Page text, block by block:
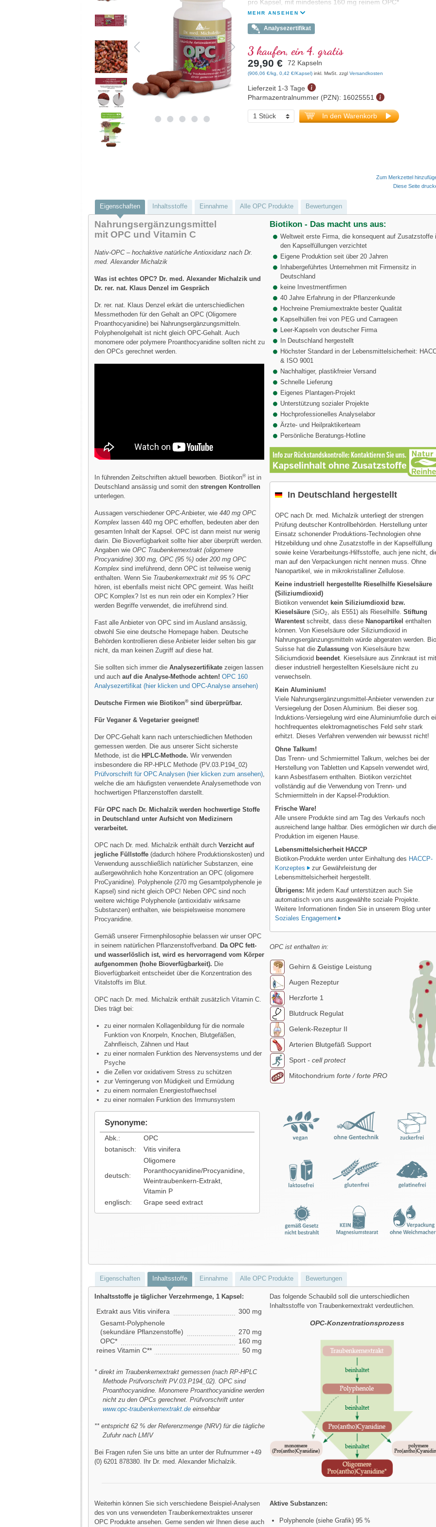
pro Kapsel, mit mindestens 160 mg reinem OPC*
MEHR ANSEHEN
Analysezertifikat
3 kaufen, ein 4. gratis
29,90 € 72 Kapseln
(906,06 €/kg, 0,42 €/Kapsel) inkl. MwSt. zzgl Versandkosten
Lieferzeit 1-3 Tage
Pharmazentralnummer (PZN): 16025551
In den Warenkorb
Zum Merkzettel
Diese Seite
Eigenschaften Inhaltsstoffe Einnahme Alle OPC Produkte Bewertungen
Nahrungsergänzungsmittel
mit OPC und Vitamin C
Nativ-OPC – hochaktive natürliche Antioxidanz nach Dr.
med. Alexander Michalzik
Was ist echtes OPC? Dr. med. Alexander Michalzik und
Dr. rer. nat. Klaus Denzel im Gespräch
Dr. rer. nat. Klaus Denzel erkärt die unterschiedlichen
Messmethoden für den Gehalt an OPC (Oligomere
Proanthocyanidine) bei Nahrungsergänzungsmitteln.
Polyphenolgehalt ist nicht gleich OPC-Gehalt. Auch
monomere oder polymere Proanthocyanidine sollten nicht zu
den OPCs gerechnet werden.
In führenden Zeitschriften aktuell beworben. Biotikon®ist in
Deutschland ansässig und somit den strengen Kontrollen
unterlegen.
Aussagen verschiedener OPC-Anbieter, wie 440 mg OPC
Komplex lassen 440 mg OPC erhoffen, bedeuten aber den
gesamten Inhalt der Kapsel. OPC ist dann meist nur wenig
darin. Die Bioverfügbarkeit sollte hier aber überprüft werden.
Angaben wie OPC Traubenkernextrakt (oligomere
Procyanidine) 300 mg, OPC (95 %) oder 200 mg OPC
Komplex sind irreführend, denn OPC ist teilweise wenig
enthalten. Wenn Sie Traubenkernextrakt mit 95 % OPC
hören, ist ebenfalls meist nicht OPC gemeint. Was heißt
OPC Komplex? Ist es nun rein oder ein Komplex? Hier
werden Begriffe verwendet, die irreführend sind.
Fast alle Anbieter von OPC sind im Ausland ansässig,
obwohl Sie eine deutsche Homepage haben. Deutsche
Behörden kontrollieren diese Anbieter leider selten bis gar
nicht, da man keinen Zugriff auf diese hat.
Sie sollten sich immer die Analysezertifikate zeigen lassen
und auch auf die Analyse-Methode achten! OPC 160
Analysezertifikat (hier klicken und OPC-Analyse ansehen)
Deutsche Firmen wie Biotikon®sind überprüfbar.
Für Veganer & Vegetarier geeignet!
Der OPC-Gehalt kann nach unterschiedlichen Methoden
gemessen werden. Die aus unserer Sicht sicherste
Methode, ist die HPLC-Methode. Wir verwenden
insbesondere die RP-HPLC Methode (PV.03.P194_02)
Prüfvorschrift für OPC Analysen (hier klicken zum ansehen)
welche die am häufigsten verwendete Analysemethode von
hochwertigen Pflanzenstoffen darstellt.
Für OPC nach Dr. Michalzik werden hochwertige Stoffe
in Deutschland unter Aufsicht von Medizinern
verarbeitet.
OPC nach Dr. med. Michalzik enthält durch Verzicht auf
jegliche Füllstoffe (dadurch höhere Produktionskosten) und
Verwendung ausschließlich natürlicher Substanzen, eine
außergewöhnlich hohe Konzentration an OPC (oligomere
ProCyanidine). Polyphenole (270 mg Gesamtpolyphenole je
Kapsel) sind nicht gleich OPC! Neben OPC sind noch
weitere wichtige Polyphenole (antioxidativ wirksame
Substanzen) enthalten, wie beispielsweise monomere
Procyanidine.
Gemäß unserer Firmenphilosophie belassen wir unser OPC
in seinem natürlichen Pflanzenstoffverband.
Da OPC fett-
und wasserlöslich ist, wird es hervorragend vom Körper
aufgenommen (hohe Bioverfügbarkeit). Die
Bioverfügbarkeit entscheidet über die Konzentration des
Vitalstoffs im Blut.
OPC nach Dr. med. Michalzik enthält zusätzlich Vitamin C.
Dies trägt bei:
zu einer normalen Kollagenbildung für die normale
Funktion von Knorpeln, Knochen, Blutgefäßen,
Zahnfleisch, Zähnen und Haut
zu einer normalen Funktion des Nervensystems und der
Psyche
die Zellen vor oxidativem Stress zu schützen
zur Verringerung von Müdigkeit und Ermüdung
zu einem normalen Energiestoffwechsel
zu einer normalen Funktion des Immunsystem
Synonyme:
Abk.:
OPC
botanisch:
Vitis vinifera
deutsch:
Oligomere
Poranthocyanidine/Procyanidine,
Weintraubenkern-Extrakt,
Vitamin P
englisch:
Grape seed extract
Biotikon - Das macht uns aus:
Weltweit erste Firma, die konsequent auf Zusatzstoffe
den Kapselfüllungen verzichtet
Eigene Produktion seit über 20 Jahren
Inhabergeführtes Unternehmen mit Firmensitz in
Deutschland
keine Investmentfirmen
40 Jahre Erfahrung in der Pflanzenkunde
Hochreine Premiumextrakte bester Qualität
Kapselhüllen frei von PEG und Carrageen
Leer-Kapseln von deutscher Firma
In Deutschland hergestellt
Höchster Standard in der Lebensmittelsicherheit:
& ISO 9001
Nachhaltiger, plastikfreier Versand
Schnelle Lieferung
Eigenes Plantagen-Projekt
Unterstützung sozialer Projekte
Hochprofessionelles Analyselabor
Ärzte- und Heilpraktikerteam
Persönliche Beratungs-Hotline
In Deutschland hergestellt
OPC nach Dr. med. Michalzik unterliegt der strengen
Prüfung deutscher Kontrollbehörden. Herstellung unter
Einsatz schonender Produktions-Technologien ohne
Hitzebildung und ohne Zusatzstoffe in der Kapselfüllung
sowie keine Verarbeitungs-Hilfsstoffe, auch jene nicht,
man auf den Verpackungen nicht nennen muss. Ohne
Nanopartikel, wie in mikrokristalliner Zellulose.
Keine industriell hergestellte Rieselhilfe Kieselsäure
(Siliziumdioxid)
Biotikon verwendet kein Siliziumdioxid bzw.
Kieselsäure (SiO2 , als E551) als Rieselhilfe.Stiftung
Warentest schreibt, dass dieseNanopartikel enthalten
können. Von Kieselsäure oder Siliziumdioxid in
Nahrungsergänzungsmitteln würde abgeraten werden.
Suisse hat dieZulassung von Kieselsäure bzw.
Siliciumdioxid beendet . Kieselsäure aus Zinnkraut ist
dieser industriell hergestellten Kieselsäure nicht zu
verwechseln.
Kein Aluminium!
Viele Nahrungsergänzungsmittel-Anbieter verwenden zur
Versiegelung der Dosen Aluminium. Bei dieser sog.
Induktions-Versiegelung wird eine Aluminiumfolie durch
hochfrequentes elektromagnetisches Feld sehr stark
erhitzt. Dieses Verfahren verwenden wir bewusst nicht!
Ohne Talkum!
Das Trenn- und Schmiermittel Talkum, welches bei der
Herstellung von Tabletten und Kapseln verwendet wird,
kann Asbestfasern enthalten. Biotikon verzichtet
vollständig auf die Verwendung von Trenn- und
Schmiermitteln in der Kapsel-Produktion.
Frische Ware!
Alle unsere Produkte sind am Tag des Verkaufs noch
ausreichend lange haltbar. Dies ermöglichen wir durch
Produktion im eigenen Hause.
Lebensmittelsicherheit HACCP
Biotikon-Produkte werden unter Einhaltung des HACCP-
Konzeptes
zur Gewährleistung der
Lebensmittelsicherheit hergestellt.
Übrigens: Mit jedem Kauf unterstützen auch Sie
automatisch von uns ausgewählte soziale Projekte.
Weitere Informationen finden Sie in unserem Blog unter
Soziales Engagement
OPC ist enthalten in:
Gehirn & Geistige Leistung
Augen Rezeptur
Herzforte 1
Blutdruck Regulat
Gelenk-Rezeptur II
Arterien Blutgefäß Support
Sport - cell protect
Mitochondriumforte / forte PRO
Eigenschaften Inhaltsstoffe Einnahme Alle OPC Produkte Bewertungen
Inhaltsstoffe je täglicher Verzehrmenge, 1 Kapsel:
Extrakt aus Vitis vinifera
300 mg
Gesamt-Polyphenole
(sekundäre Pflanzenstoffe)
270 mg
OPC*
160 mg
reines Vitamin C**
50 mg
* direkt im Traubenkernextrakt gemessen (nach RP-HPLC
Methode Prüfvorschrift PV.03.P194_02). OPC sind
Proanthocyanidine. Monomere Proanthocyanidine werden
nicht zu den OPCs gerechnet. Prüfvorschrift unter
www.opc-traubenkernextrakt.de einsehbar
** entspricht 62 % der Referenzmenge (NRV) für die tägliche
Zufuhr nach LMIV
Bei Fragen rufen Sie uns bitte an unter der Rufnummer +49
(0) 6201 878380. Ihr Dr. med. Alexander Michalzik.
Das folgende Schaubild soll die unterschiedlichen
Inhaltsstoffe von Traubenkernextrakt verdeutlichen.
OPC-Konzentrationsprozess
Weiterhin können Sie sich verschiedene Beispiel-Analysen
des von uns verwendeten Traubenkernextraktes unserer
OPC Produkte ansehen. Gerne senden wir Ihnen diese auch
Aktive Substanzen:
Polyphenole (siehe Grafik) 95 %